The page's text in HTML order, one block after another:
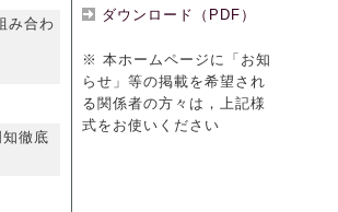
み合わ
徹底
ダウンロード（PDF）
※ 本ホームページに「お知
らせ」等の掲載を希望され
る関係者の方々は，上記様
式をお使いください